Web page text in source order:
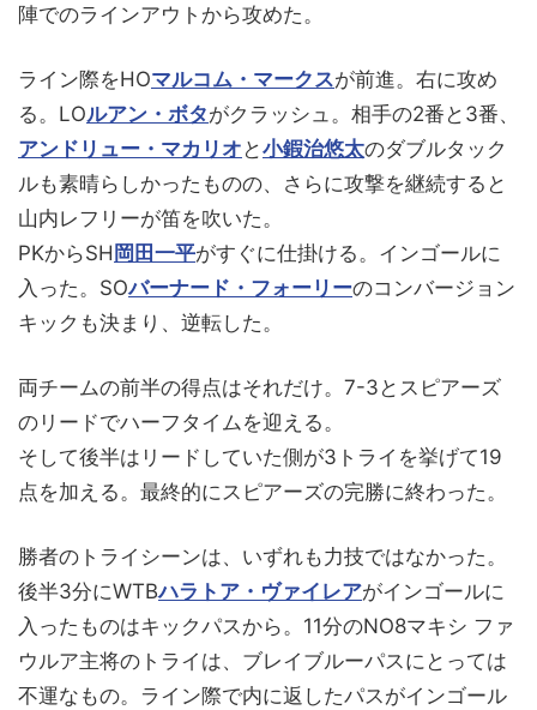
陣でのラインアウトから攻めた。
ライン際をHOマルコム・マークスが前進。右に攻め
る。LOルアン・ボタがクラッシュ。相手の2番と3番、
アンドリュー・マカリオ と小鍜治悠太のダブルタック
ルも素晴らしかったものの、さらに攻撃を継続すると
山内レフリーが笛を吹いた。
PKからSH 岡田一平がすぐに仕掛ける。インゴールに
入った。SOバーナード・フォーリーのコンバージョン
キックも決まり、逆転した。
両チームの前半の得点はそれだけ。7-3とスピアーズ
のリードでハーフタイムを迎える。
そして後半はリードしていた側が3トライを挙げて19
点を加える。最終的にスピアーズの完勝に終わった。
勝者のトライシーンは、いずれも力技ではなかった。
後半3分にWTBハラトア・ヴァイレアがインゴールに
入ったものはキックパスから。11分のNO8マキシ ファ
ウルア主将のトライは、ブレイブルーパスにとっては
不運なもの。ライン際で内に返したパスがインゴール